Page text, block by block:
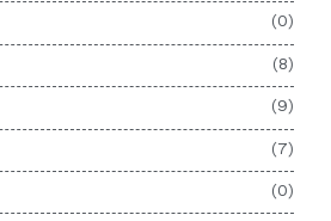
(0)
(8)
(9)
(7)
(0)